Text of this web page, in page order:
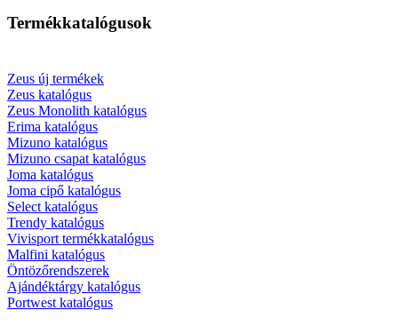
Termékkatalógusok
Zeus új termékek
Zeus katalógus
Zeus Monolith katalógus
Erima katalógus
Mizuno katalógus
Mizuno csapat katalógus
Joma katalógus
Joma cipő katalógus
Select katalógus
Trendy katalógus
Vivisport termékkatalógus
Malfini katalógus
Öntözőrendszerek
Ajándéktárgy katalógus
Portwest katalógus